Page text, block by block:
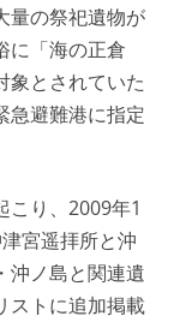
量の祭祀遺物が
に「海の正倉
象とされていた
急避難港に指定
こり、2009年1
宮遥拝所と沖
沖ノ島と関連遺
ストに追加掲載